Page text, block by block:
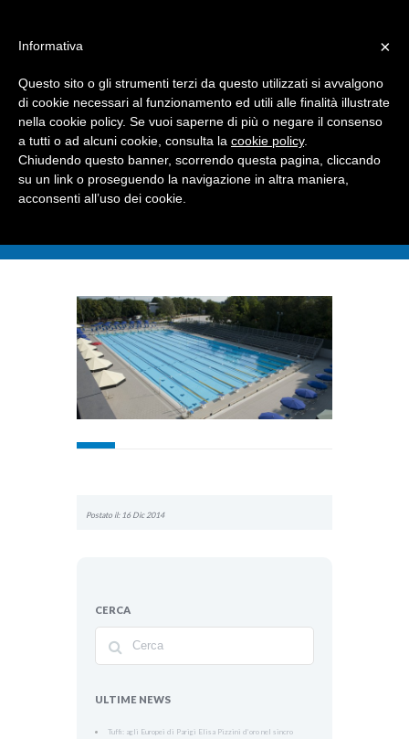
Postato il: 16 Dic 2014
CERCA
ULTIME NEWS
Tuffi: agli Europei di Parigi Elisa Pizzini d’oro nel sincro
×
Informativa
Questo sito o gli strumenti terzi da questo utilizzati si avvalgono
di cookie necessari al funzionamento ed utili alle finalità illustrate
nella cookie policy. Se vuoi saperne di più o negare il consenso
a tutti o ad alcuni cookie, consulta la cookie policy.
Chiudendo questo banner, scorrendo questa pagina, cliccando
su un link o proseguendo la navigazione in altra maniera,
acconsenti all’uso dei cookie.